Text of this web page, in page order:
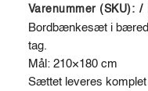
Varenummer (SKU): /
Bordbænkesæt i
tag.
Mål: 210×180 cm
Sættet leveres komplet